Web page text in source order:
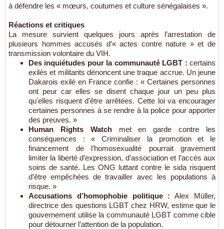
à défendre les « mœurs, coutumes et culture sénégalaises ».
Réactions et critiques
La mesure survient quelques jours après l’arrestation de
plusieurs hommes accusés d’« actes contre nature » et de
transmission volontaire du VIH.
Des inquiétudes pour la communauté LGBT : certains
exilés et militants dénoncent une traque accrue. Un jeune
Dakarois exilé en France confie : « Certaines personnes
ont peur car elles se disent chaque jour un peu plus
qu'elles risquent d'être arrêtées. Cette loi va encourager
certaines personnes à se rendre à la police pour apporter
des preuves. »
Human Rights Watchmet en garde contre les
conséquences : « Criminaliser la promotion et le
financement de l’homosexualité pourrait gravement
limiter la liberté d’expression, d’association et l’accès aux
soins de santé. Les ONG luttant contre le sida risquent
d’être empêchées de travailler avec les populations à
risque. »
Accusations d’homophobie politique : Alex Müller,
directrice des questions LGBT chez HRW, estime que le
gouvernement utilise la communauté LGBT comme cible
pour détourner l’attention de la population.